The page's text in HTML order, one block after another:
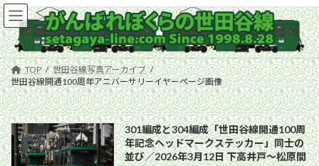
コ
ン
テ
ン
ツ
へ
ス
キ
ッ
プ
ナ
ビ
ゲ
ー
シ
ョ
ン
に
移
動
TOP
世田谷線写真アーカイブ
世田谷線開通100周年アニバーサリーイヤーページ画像
301編成と304編成「世田谷線開通100周
年記念ヘッドマークステッカー」同士の
並び／2026年3月12日 下高井戸〜松原間